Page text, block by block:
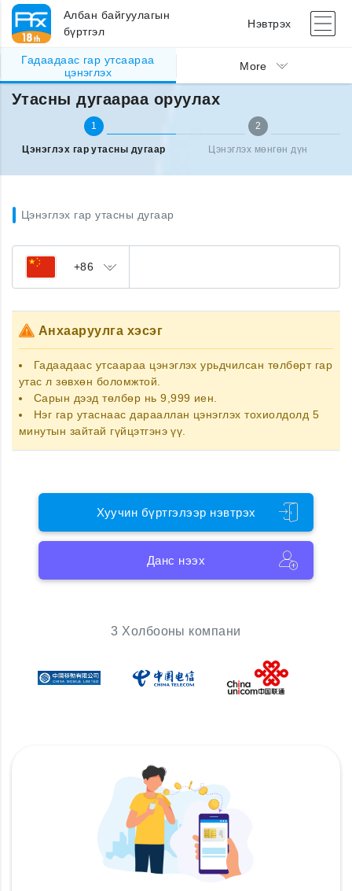
Албан байгуулагын
бүртгэл
Нэвтрэх
Гадаадаас гар утсаараа
цэнэглэх
More
Гадаад улсаас утсаа цэнэглэх Утасны дугаараа оруулах
Утасны дугаараа оруулах
1
Цэнэглэх гар утасны дугаар
2
Цэнэглэх мөнгөн дүн
Цэнэглэх гар утасны дугаар
+86
Анхааруулга хэсэг
Гадаадаас утсаараа цэнэглэхурьдчилсан төлбөрт гар
утас л зөвхөн боломжтой.
Сарын дээд төлбөр нь 9,999 иен.
Нэг гар утаснаас дарааллан цэнэглэх тохиолдолд 5
минутын зайтай гүйцэтгэнэ үү.
Хуучин бүртгэлээр нэвтрэх
Данс нээх
3 Холбооны компани